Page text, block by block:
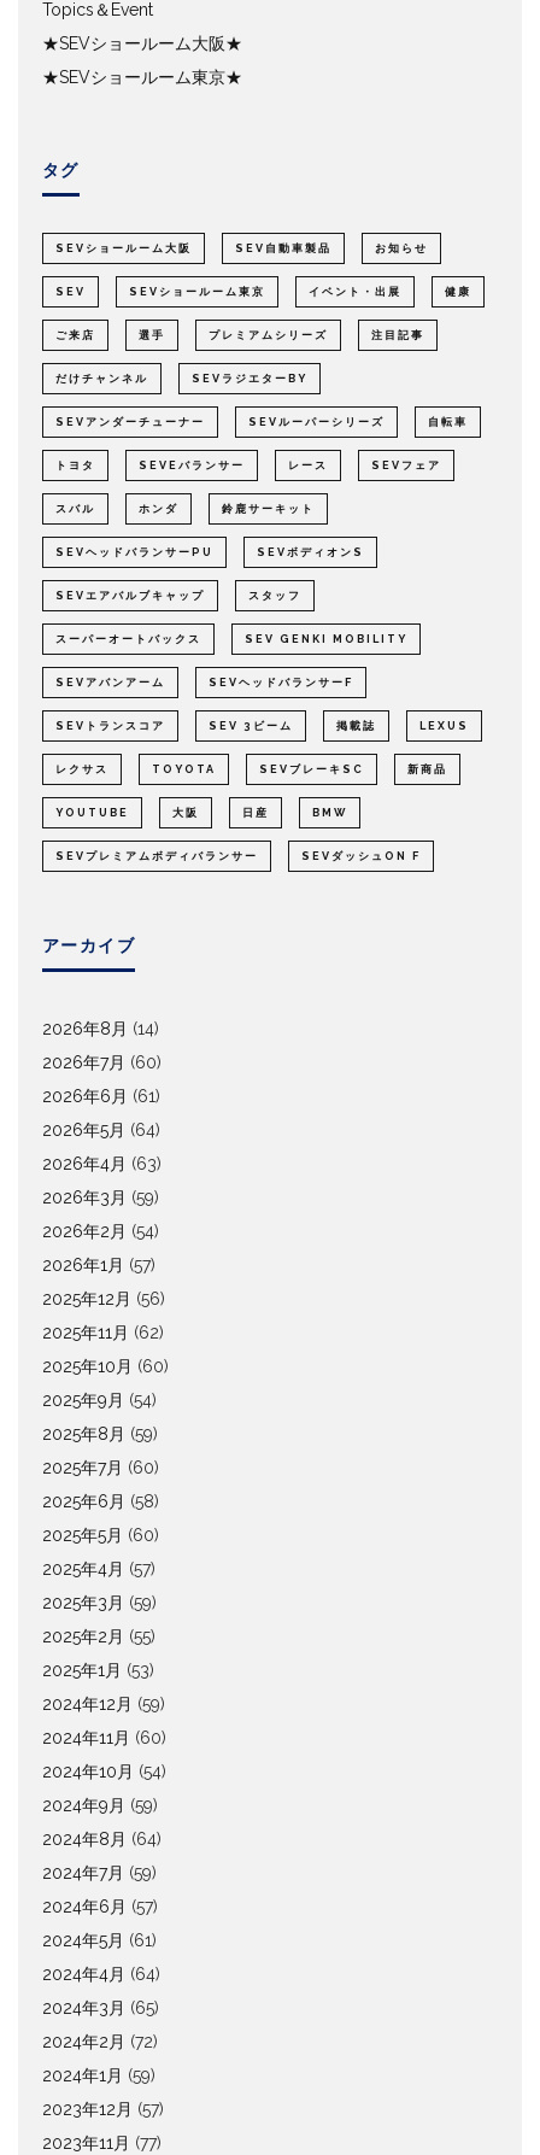
Topics＆Event
★SEVショールーム大阪★
★SEVショールーム東京★
タグ
SEVショールーム大阪 SEV自動車製品 お知らせ
SEV SEVショールーム東京 イベント・出展 健康
ご来店 選手 プレミアムシリーズ 注目記事
だけチャンネル SEVラジエターBY
SEVアンダーチューナー SEVルーパーシリーズ 自転車
トヨタ SEVEバランサー レース SEVフェア
スバル ホンダ 鈴鹿サーキット
SEVヘッドバランサーPU SEVボディオンS
SEVエアバルブキャップ スタッフ
スーパーオートバックス SEV GENKI MOBILITY
SEVアバンアーム SEVヘッドバランサーF
SEVトランスコア SEV 3ビーム 掲載誌 LEXUS
レクサス TOYOTA SEVブレーキSC 新商品
YOUTUBE 大阪 日産 BMW
SEVプレミアムボディバランサー SEVダッシュON F
アーカイブ
2026年8月 (14)
2026年7月 (60)
2026年6月 (61)
2026年5月 (64)
2026年4月 (63)
2026年3月 (59)
2026年2月 (54)
2026年1月 (57)
2025年12月 (56)
2025年11月 (62)
2025年10月 (60)
2025年9月 (54)
2025年8月 (59)
2025年7月 (60)
2025年6月 (58)
2025年5月 (60)
2025年4月 (57)
2025年3月 (59)
2025年2月 (55)
2025年1月 (53)
2024年12月 (59)
2024年11月 (60)
2024年10月 (54)
2024年9月 (59)
2024年8月 (64)
2024年7月 (59)
2024年6月 (57)
2024年5月 (61)
2024年4月 (64)
2024年3月 (65)
2024年2月 (72)
2024年1月 (59)
2023年12月 (57)
2023年11月 (77)